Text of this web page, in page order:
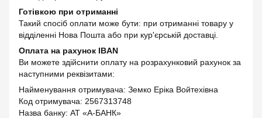
Готівкою при отриманні
Такий спосіб оплати може бути: при отриманні товару у
відділенні Нова Пошта або при кур'єрській доставці.
Оплата на рахунок IBAN
Ви можете здійснити оплату на розрахунковий рахунок за
наступними реквізитами:
Найменування отримувача: Земко Еріка Войтехівна
Код отримувача: 2567313748
Назва банку: АТ «А-БАНК»